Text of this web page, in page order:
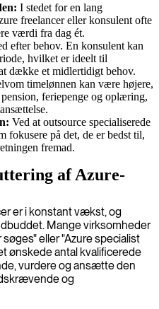
I stedet for en lang
freelancer eller konsulent ofte
værdi fra dag ét.
efter behov. En konsulent kan
hvilket er ideelt til
dække et midlertidigt behov.
timelønnen kan være højere,
feriepenge og oplæring,
Ved at outsource specialiserede
fokusere på det, de er bedst til,
fremad.
af Azure-
er i konstant vækst, og
Mange virksomheder
eller "Azure specialist
ønskede antal kvalificerede
vurdere og ansætte den
og